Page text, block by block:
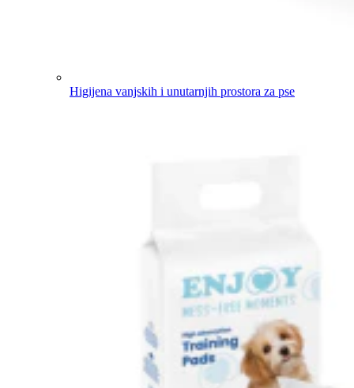
Higijena vanjskih i unutarnjih prostora za pse